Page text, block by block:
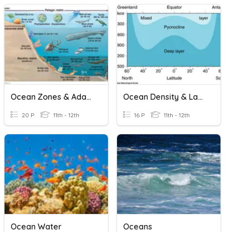
Ocean Zones & Adaptations
20 P 11th - 12th
Ocean Density & Layering
16 P 11th - 12th
Ocean Water Oceans